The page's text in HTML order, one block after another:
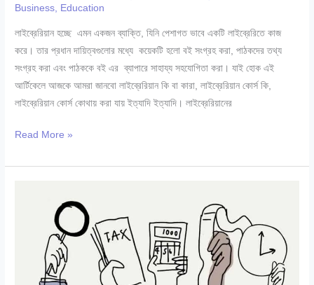
Business, Education
লাইব্রেরিয়ান হচ্ছে এমন একজন ব্যাক্তি, যিনি পেশাগত ভাবে একটি লাইব্রেরিতে কাজ
করে। তার প্রধান দায়িত্বগুলোর মধ্যে কয়েকটি হলো বই সংগ্রহ করা, পাঠকদের তথ্য
সংগ্রহ করা এবং পাঠককে বই এর ব্যাপারে সাহায্য সহযোগিতা করা। যাই হোক এই
আর্টিকেলে আজকে আমরা জানবো লাইব্রেরিয়ান কি বা কারা, লাইব্রেরিয়ান কোর্স কি,
লাইব্রেরিয়ান কোর্স কোথায় করা যায় ইত্যাদি ইত্যাদি। লাইব্রেরিয়ানের
লাইব্রেরিয়ান
কোথায়
Read More »